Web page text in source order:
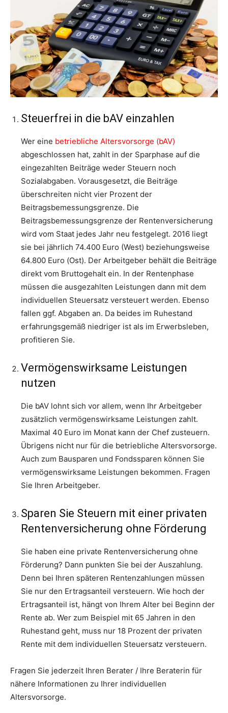
Steuerfrei in die bAV einzahlen
Wer eine betriebliche Altersvorsorge (bAV)
abgeschlossen hat, zahlt in der Sparphase auf die
eingezahlten Beiträge weder Steuern noch
Sozialabgaben. Vorausgesetzt, die Beiträge
überschreiten nicht vier Prozent der
Beitragsbemessungsgrenze. Die
Beitragsbemessungsgrenze der Rentenversicherung
wird vom Staat jedes Jahr neu festgelegt. 2016 liegt
sie bei jährlich 74.400 Euro (West) beziehungsweise
64.800 Euro (Ost). Der Arbeitgeber behält die Beiträge
direkt vom Bruttogehalt ein. In der Rentenphase
müssen die ausgezahlten Leistungen dann mit dem
individuellen Steuersatz versteuert werden. Ebenso
fallen ggf. Abgaben an. Da beides im Ruhestand
erfahrungsgemäß niedriger ist als im Erwerbsleben,
profitieren Sie.
Vermögenswirksame Leistungen
nutzen
Die bAV lohnt sich vor allem, wenn Ihr Arbeitgeber
zusätzlich vermögenswirksame Leistungen zahlt.
Maximal 40 Euro im Monat kann der Chef zusteuern.
Übrigens nicht nur für die betriebliche Altersvorsorge.
Auch zum Bausparen und Fondssparen können Sie
vermögenswirksame Leistungen bekommen. Fragen
Sie Ihren Arbeitgeber.
Sparen Sie Steuern mit einer privaten
Rentenversicherung ohne Förderung
Sie haben eine private Rentenversicherung ohne
Förderung? Dann punkten Sie bei der Auszahlung.
Denn bei Ihren späteren Rentenzahlungen müssen
Sie nur den Ertragsanteil versteuern. Wie hoch der
Ertragsanteil ist, hängt von Ihrem Alter bei Beginn der
Rente ab. Wer zum Beispiel mit 65 Jahren in den
Ruhestand geht, muss nur 18 Prozent der privaten
Rente mit dem individuellen Steuersatz versteuern.
Fragen Sie jederzeit Ihren Berater / Ihre Beraterin für
nähere Informationen zu Ihrer individuellen
Altersvorsorge.